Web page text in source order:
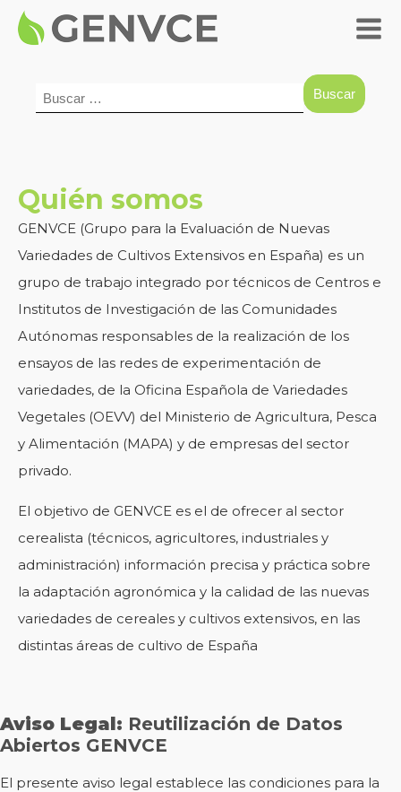
Quién somos
GENVCE (Grupo para la Evaluación de Nuevas
Variedades de Cultivos Extensivos en España) es un
grupo de trabajo integrado por técnicos de Centros e
Institutos de Investigación de las Comunidades
Autónomas responsables de la realización de los
ensayos de las redes de experimentación de
variedades, de la Oficina Española de Variedades
Vegetales (OEVV) del Ministerio de Agricultura, Pesca
y Alimentación (MAPA) y de empresas del sector
privado.
El objetivo de GENVCE es el de ofrecer al sector
cerealista (técnicos, agricultores, industriales y
administración) información precisa y práctica sobre
la adaptación agronómica y la calidad de las nuevas
variedades de cereales y cultivos extensivos, en las
distintas áreas de cultivo de España
Aviso Legal: Reutilización de Datos
Abiertos GENVCE
El presente aviso legal establece las condiciones para la